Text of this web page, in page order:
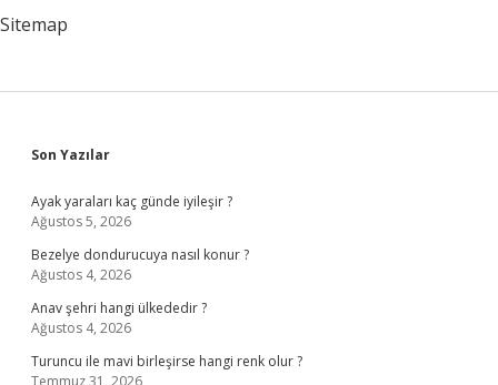
Sitemap
Sidebar
Son Yazılar
Ayak yaraları kaç günde iyileşir ?
Ağustos 5, 2026
Bezelye dondurucuya nasıl konur ?
Ağustos 4, 2026
Anav şehri hangi ülkededir ?
Ağustos 4, 2026
Turuncu ile mavi birleşirse hangi renk olur ?
Temmuz 31, 2026